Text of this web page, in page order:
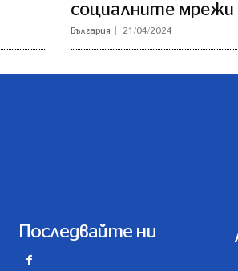
социалните мрежи
България 21/04/2024
Последвайте ни